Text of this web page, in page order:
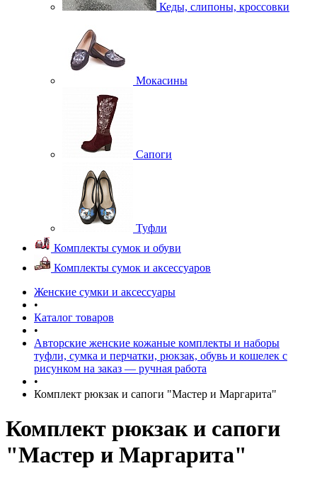
Кеды, слипоны, кроссовки
Мокасины
Сапоги
Туфли
Комплекты сумок и обуви
Комплекты сумок и аксессуаров
Женские сумки и аксессуары
•
Каталог товаров
•
Авторские женские кожаные комплекты и наборы
туфли, сумка и перчатки, рюкзак, обувь и кошелек с
рисунком на заказ — ручная работа
•
Комплект рюкзак и сапоги "Мастер и Маргарита"
Комплект рюкзак и сапоги
"Мастер и Маргарита"